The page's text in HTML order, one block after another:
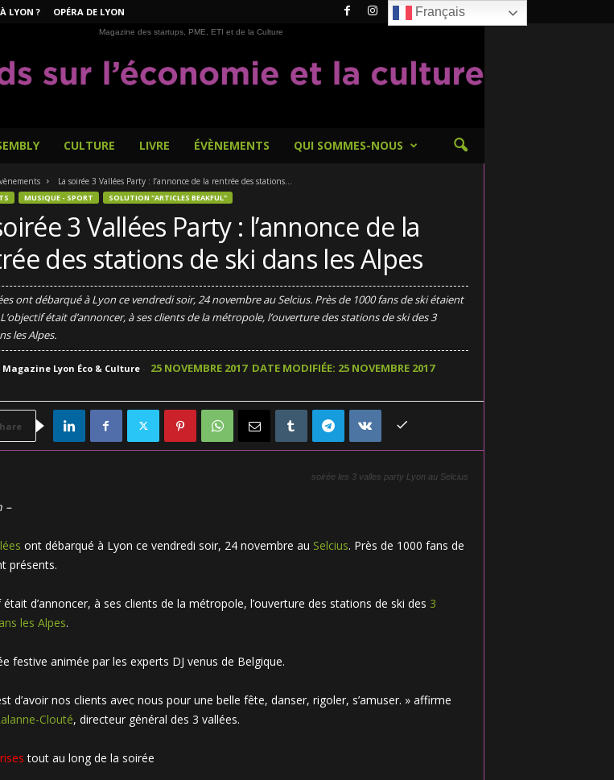
LYON ? OPÉRA DE LYON
Magazine des startups, PME, ETI et de la Culture
CULTURE LIVRE ÉVÈNEMENTS QUI SOMMES-NOUS
La soirée 3 Vallées Party : l’annonce de la rentrée des stations...
MUSIQUE - SPORT SOLUTION "ARTICLES BEAKFUL"
3 Vallées Party : l’annonce de la
des stations de ski dans les Alpes
ont débarqué à Lyon ce vendredi soir, 24 novembre au Selcius. Près de 1000 fans de ski étaient
était d’annoncer, à ses clients de la métropole, l’ouverture des stations de ski des 3
les Alpes.
Magazine Lyon Éco & Culture- 25 NOVEMBRE 2017 DATE MODIFIÉE: 25 NOVEMBRE 2017
soirée les 3 valles party Lyon au Selcius
–
ont débarqué à Lyon ce vendredi soir, 24 novembre au Selcius. Près de 1000 fans de
présents.
était d’annoncer, à ses clients de la métropole, l’ouverture des stations de ski des 3
les Alpes.
festive animée par les experts DJ venus de Belgique.
d’avoir nos clients avec nous pour une belle fête, danser, rigoler, s’amuser. » affirme
Clouté, directeur général des 3 vallées.
tout au long de la soirée
Français